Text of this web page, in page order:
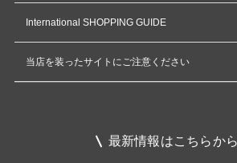
International SHOPPING GUIDE
当店を装ったサイトにご注意ください
最新情報はこちらから